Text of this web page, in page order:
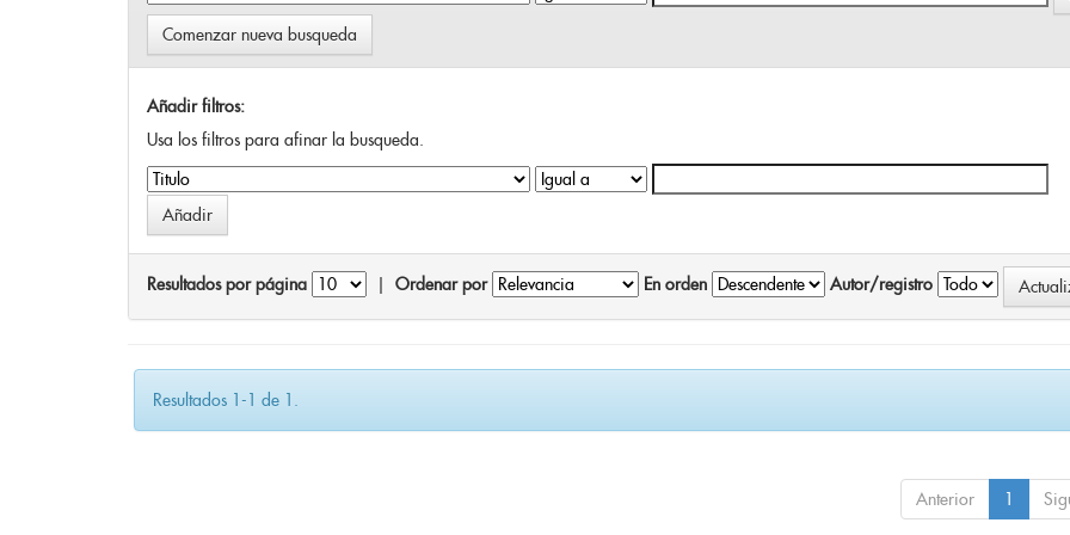
Comenzar nueva busqueda
Añadir filtros:
Usa los filtros para afinar la busqueda.
Resultados por página Ordenar por En orden Autor/registro
Resultados 1-1 de 1.
Anterior 1